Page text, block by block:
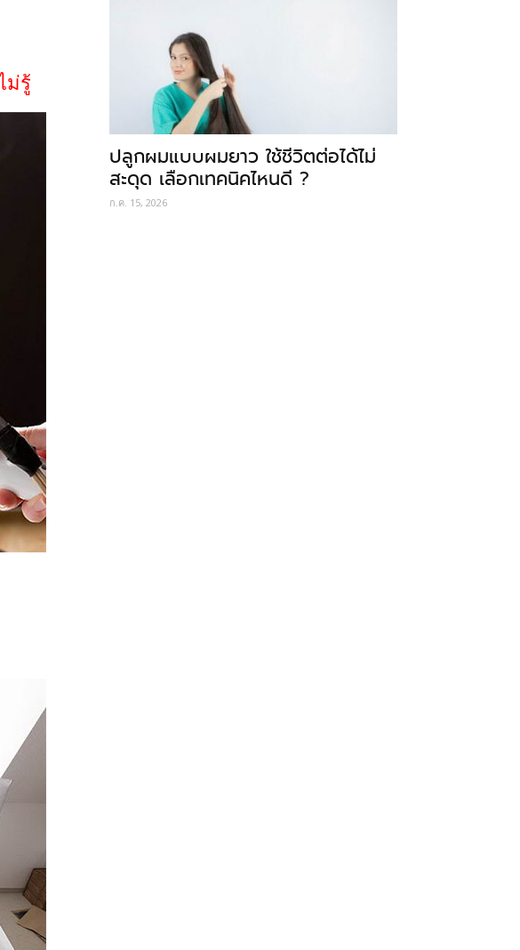
ม่รู้
ปลูกผมแบบผมยาว ใช้ชีวิตต่อได้ไม่
สะดุด เลือกเทคนิคไหนดี ?
ก.ค. 15, 2026